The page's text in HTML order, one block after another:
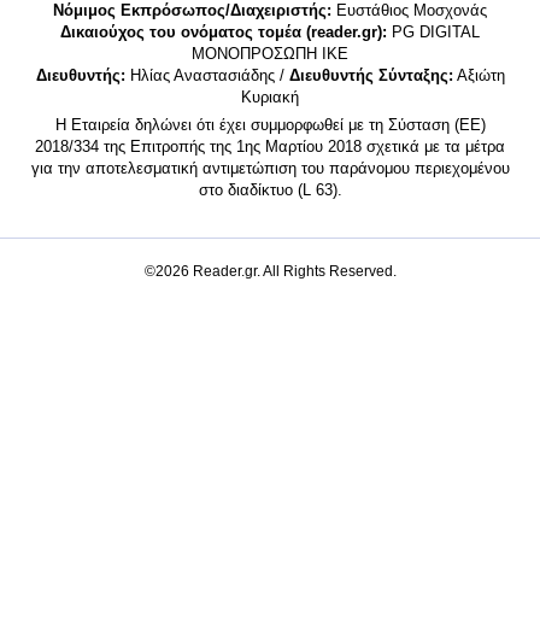
Νόμιμος Εκπρόσωπος/Διαχειριστής: Ευστάθιος Μοσχονάς
Δικαιούχος του ονόματος τομέα (reader.gr): PG DIGITAL
MONΟΠΡΟΣΩΠΗ ΙΚΕ
Διευθυντής: Ηλίας Αναστασιάδης / Διευθυντής Σύνταξης: Αξιώτη
Κυριακή
Η Εταιρεία δηλώνει ότι έχει συμμορφωθεί με τη Σύσταση (ΕΕ)
2018/334 της Επιτροπής της 1ης Μαρτίου 2018 σχετικά με τα μέτρα
για την αποτελεσματική αντιμετώπιση του παράνομου περιεχομένου
στο διαδίκτυο (L 63).
©2026 Reader.gr. All Rights Reserved.